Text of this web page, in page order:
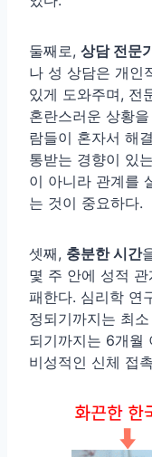
둘째로, 상담 전문
나 성 상담은 개인
있게 도와주며, 전
혼란스러운 상황
람들이 혼자서 해
통받는 경향이 있
이 아니라 관계를
는 것이 중요하다.
셋째, 충분한 시간
몇 주 안에 성적
패한다. 심리학 연
정되기까지는 최
되기까지는 6개월
비성적인 신체 접